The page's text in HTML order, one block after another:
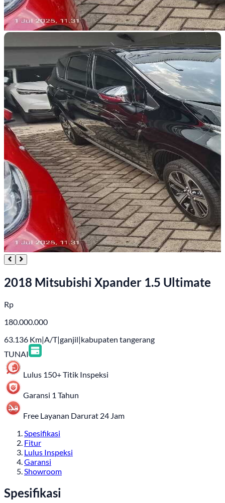
2018 Mitsubishi Xpander 1.5 Ultimate
Rp
180.000.000
63.136 Km|A/T|ganjil|kabupaten tangerang
TUNAI
Lulus 150+ Titik Inspeksi
Garansi 1 Tahun
Free Layanan Darurat 24 Jam
Spesifikasi
Fitur
Lulus Inspeksi
Garansi
Showroom
Spesifikasi